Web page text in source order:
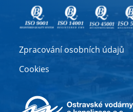
Zpracování osobních údajů
Cookies